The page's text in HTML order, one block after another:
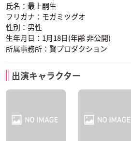
氏名：最上嗣生
フリガナ：モガミツグオ
性別：男性
生年月日：1月18日(年齢 非公開)
所属事務所：賢プロダクション
出演キャラクター